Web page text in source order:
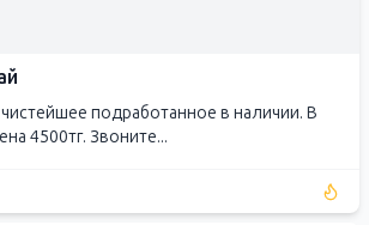
подработанное в наличии. В
4500тг. Звоните...